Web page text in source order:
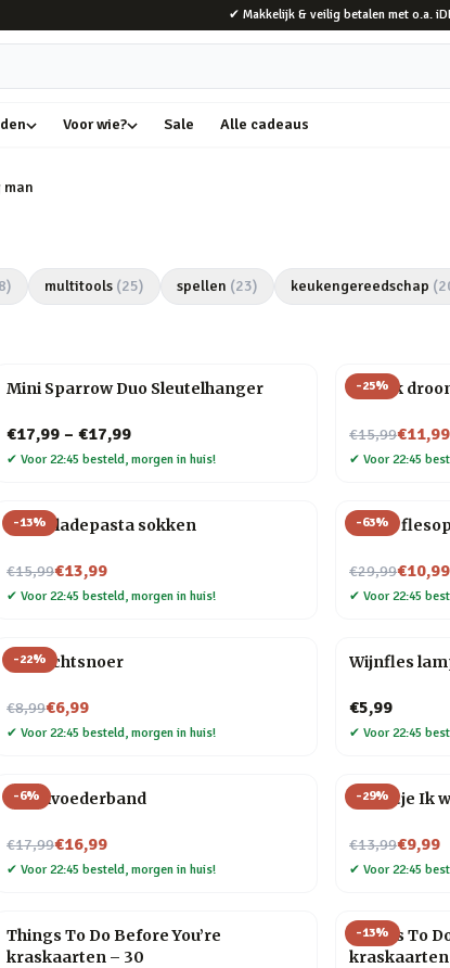
✔ Makkelijk & veilig betalen met o.a.
Voor wie? Sale Alle cadeaus
man
) multitools (25) spellen (23) keukengereedschap (
Mini Sparrow Duo Sleutelhanger
€17,99 – €17,99
✔ Voor 22:45 besteld, morgen in huis!
-25%
Mok Ik
€15,99
Nu voor€11,99
✔ Voor 22:45
-13%
Chocoladepasta sokken
€15,99
Nu voor€13,99
✔ Voor 22:45 besteld, morgen in huis!
-63%
Baard
€29,99
Nu voor€10,99
✔ Voor 22:45
-22%
Bier lichtsnoer
€8,99
Nu voor€6,99
✔ Voor 22:45 besteld, morgen in huis!
Wijnfles
€5,99
✔ Voor 22:45
-6%
Vogelvoederband
€17,99
Nu voor€16,99
✔ Voor 22:45 besteld, morgen in huis!
-29%
Tegeltje Ik
€13,99
Nu voor€9,99
✔ Voor 22:45
Things To Do Before You’re
kraskaarten – 30
-13%
Things To
kraskaarten